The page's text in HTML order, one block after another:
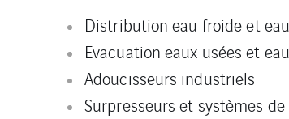
Distribution eau froide et
Evacuation eaux usées et
Adoucisseurs industriels
Surpresseurs et systèmes